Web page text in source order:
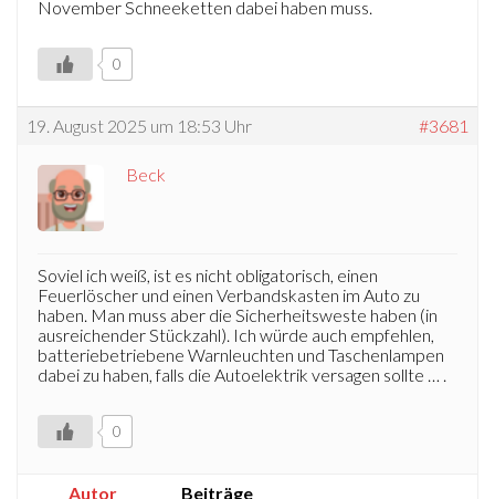
November Schneeketten dabei haben muss.
0
19. August 2025 um 18:53 Uhr #3681
Beck
Soviel ich weiß, ist es nicht obligatorisch, einen
Feuerlöscher und einen Verbandskasten im Auto zu
haben. Man muss aber die Sicherheitsweste haben (in
ausreichender Stückzahl). Ich würde auch empfehlen,
batteriebetriebene Warnleuchten und Taschenlampen
dabei zu haben, falls die Autoelektrik versagen sollte … .
0
Autor Beiträge